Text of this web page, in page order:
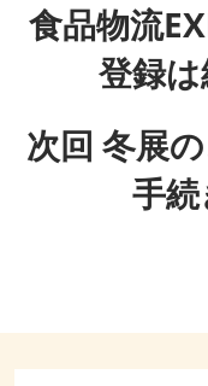
食品物流
登録は
次回 冬展
手続